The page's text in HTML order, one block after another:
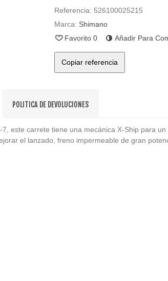
Referencia: 526100025215
Marca: Shimano
Favorito 0 Añadir Para
Copiar referencia
POLITICA DE DEVOLUCIONES
este carrete tiene una mecánica X-Ship para
el lanzado, freno impermeable de gran